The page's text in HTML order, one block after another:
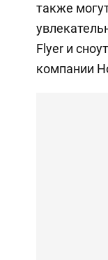
также
Flyer и
компании